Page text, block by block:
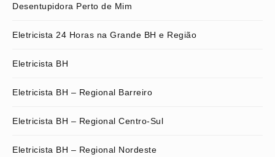
Desentupidora Perto de Mim
Eletricista 24 Horas na Grande BH e Região
Eletricista BH
Eletricista BH – Regional Barreiro
Eletricista BH – Regional Centro-Sul
Eletricista BH – Regional Nordeste